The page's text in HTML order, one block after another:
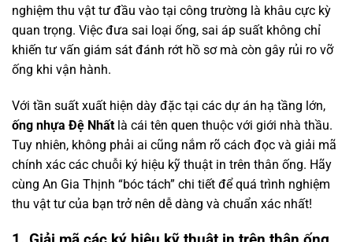
nghiệm thu vật tư đầu vào tại công trường là khâu cực kỳ
quan trọng. Việc đưa sai loại ống, sai áp suất không chỉ
khiến tư vấn giám sát đánh rớt hồ sơ mà còn gây rủi ro vỡ
ống khi vận hành.
Với tần suất xuất hiện dày đặc tại các dự án hạ tầng lớn,
ống nhựa Đệ Nhất là cái tên quen thuộc với giới nhà thầu.
Tuy nhiên, không phải ai cũng nắm rõ cách đọc và giải mã
chính xác các chuỗi ký hiệu kỹ thuật in trên thân ống. Hãy
cùng An Gia Thịnh “bóc tách” chi tiết để quá trình nghiệm
thu vật tư của bạn trở nên dễ dàng và chuẩn xác nhất!